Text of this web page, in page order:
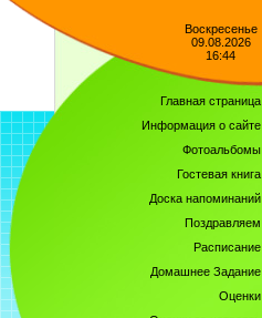
Воскресенье
09.08.2026
16:44
Главная страница
Информация о сайте
Фотоальбомы
Гостевая книга
Доска напоминаний
Поздравляем
Расписание
Домашнее Задание
Оценки